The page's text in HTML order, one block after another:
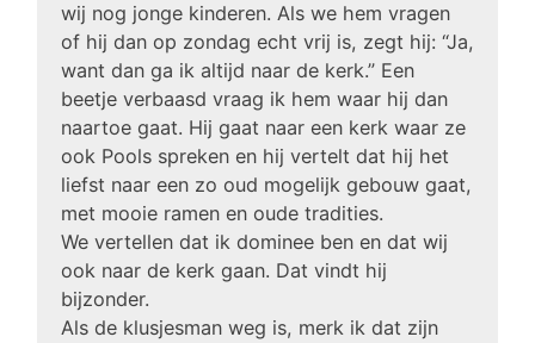
wij nog jonge kinderen. Als we hem vragen
of hij dan op zondag echt vrij is, zegt hij: “Ja,
want dan ga ik altijd naar de kerk.” Een
beetje verbaasd vraag ik hem waar hij dan
naartoe gaat. Hij gaat naar een kerk waar ze
ook Pools spreken en hij vertelt dat hij het
liefst naar een zo oud mogelijk gebouw gaat,
met mooie ramen en oude tradities.
We vertellen dat ik dominee ben en dat wij
ook naar de kerk gaan. Dat vindt hij
bijzonder.
Als de klusjesman weg is, merk ik dat zijn